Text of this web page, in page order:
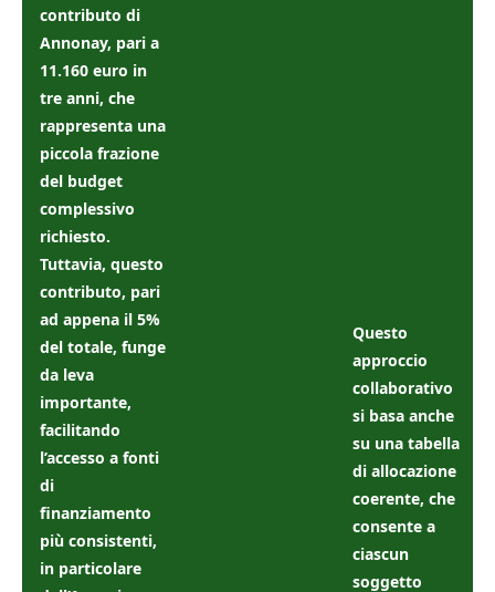
contributo di
Annonay, pari a
11.160 euro in
tre anni, che
rappresenta una
piccola frazione
del budget
complessivo
richiesto.
Tuttavia, questo
contributo, pari
ad appena il 5%
del totale, funge
da leva
importante,
facilitando
l’accesso a fonti
di
finanziamento
più consistenti,
in particolare
Questo
approccio
collaborativo
si basa anche
su una tabella
di allocazione
coerente, che
consente a
ciascun
soggetto